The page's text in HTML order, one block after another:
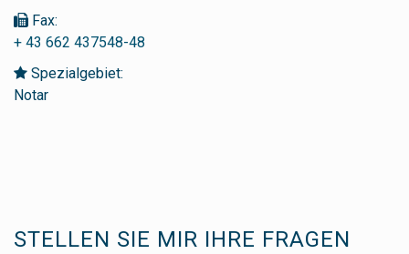
Fax:
+ 43 662 437548-48
Spezialgebiet:
Notar
STELLEN SIE MIR IHRE FRAGEN